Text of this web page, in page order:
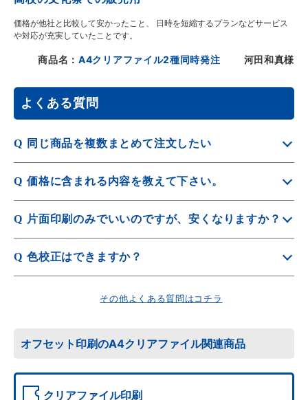
価格が他社と比較して安かったこと、 日時を短縮するプランなどサービス
や対応が充実していたことです。
商品名： A4クリアファイル2種同時発注 河田和真様
よくある質問
Q 同じ商品を複数まとめて注文したい
A
利用ください。
A4クリアファイルは1種～8種までご注文いただけます。
HPに掲載がない種類数の場合は
見積依頼
をお願いしま
す。
Q 価格に含まれる内容を教えて下さい。
A
は
こちら をご覧ください。
Q 片面印刷のみでいいのですが、安くなりますか？
A
格となります。
Q 色校正はできますか？
A
その他よくある質問はコチラ
オフセット印刷のA4クリアファイル関連商品
クリアファイル印刷